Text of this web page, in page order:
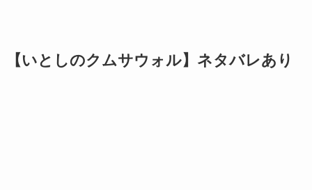
【いとしのクムサウォル】ネタバレあり